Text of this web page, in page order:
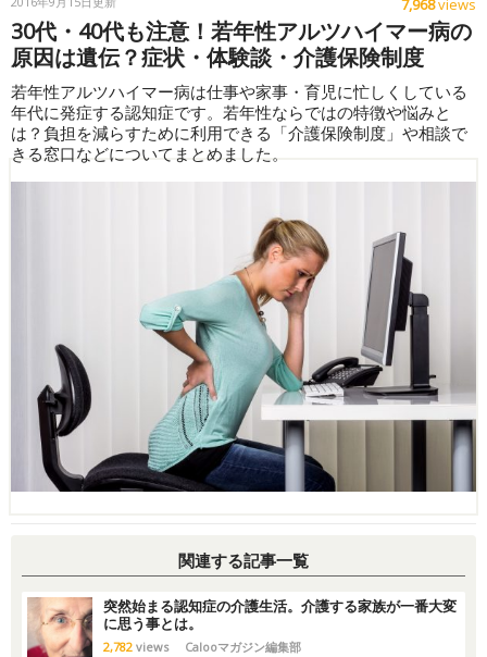
7,968views
30代・40代も注意！若年性アルツハイマー病の
原因は遺伝？症状・体験談・介護保険制度
若年性アルツハイマー病は仕事や家事・育児に忙しくしている
年代に発症する認知症です。若年性ならではの特徴や悩みと
は？負担を減らすために利用できる「介護保険制度」や相談で
きる窓口などについてまとめました。
関連する記事一覧
突然始まる認知症の介護生活。介護する家族が一番大変
に思う事とは。
2,782 views Calooマガジン編集部